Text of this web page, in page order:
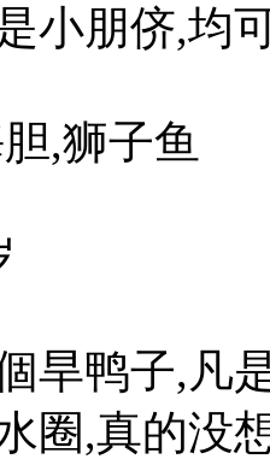
小朋侪,均
,狮子鱼
旱鸭子,凡
圈,真的没